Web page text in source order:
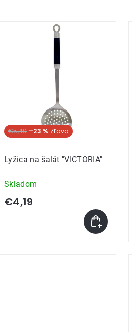
produktov
produktov
€5,49 –23 %
Lyžica na šalát "VICTORIA"
Skladom
€4,19